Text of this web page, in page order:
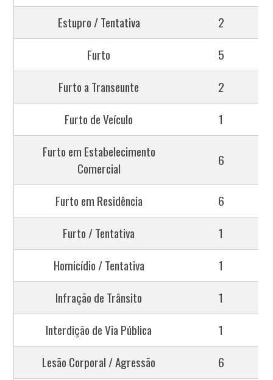
Estupro / Tentativa
2
Furto
5
Furto a Transeunte
2
Furto de Veículo
1
Furto em Estabelecimento
Comercial
6
Furto em Residência
6
Furto / Tentativa
1
Homicídio / Tentativa
1
Infração de Trânsito
1
Interdição de Via Pública
1
Lesão Corporal / Agressão
6